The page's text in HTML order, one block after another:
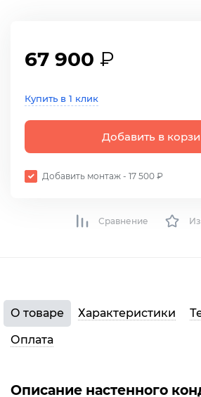
67 900 ₽
Купить в 1 клик
Добавить в
Добавить монтаж - 17 500 ₽
Сравнение
О товаре Характеристики
Оплата
Описание настенного